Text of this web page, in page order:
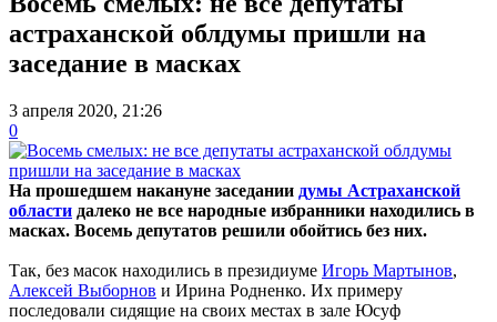
астраханской облдумы пришли на
заседание в масках
3 апреля 2020, 21:26
0
На прошедшем накануне заседании думы Астраханской
области далеко не все народные избранники находились в
масках. Восемь депутатов решили обойтись без них.
Так, без масок находились в президиуме Игорь Мартынов,
Алексей Выборнов и Ирина Родненко. Их примеру
последовали сидящие на своих местах в зале Юсуф